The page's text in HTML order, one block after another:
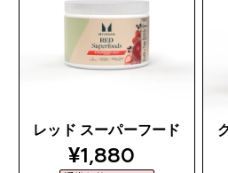
レッド スーパーフード
discounted price
¥1,880‎